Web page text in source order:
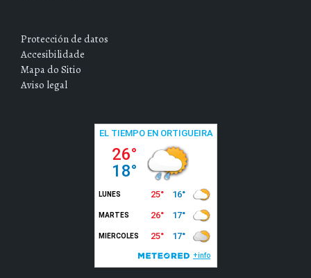
Protección de datos
Accesibilidade
Mapa do Sitio
Aviso legal